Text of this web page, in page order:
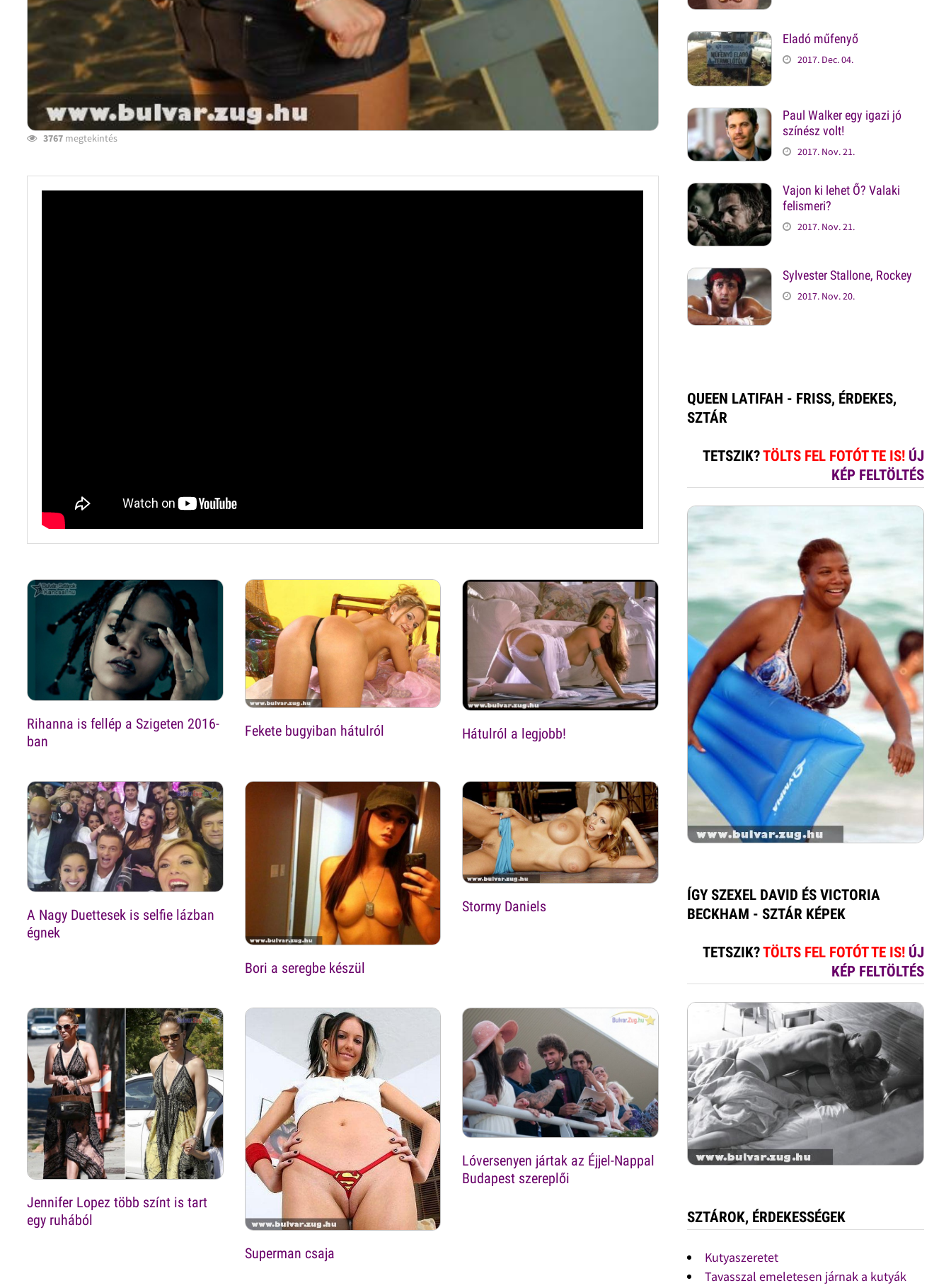
3767 megtekintés
Rihanna is fellép a Szigeten 2016-
ban
Fekete bugyiban hátulról Hátulról a legjobb!
A Nagy Duettesek is selfie lázban
égnek
Bori a seregbe készül
Stormy Daniels
Jennifer Lopez több színt is tart
egy ruhából
Superman csaja
Lóversenyen jártak az Éjjel-Nappal
Budapest szereplői
Eladó műfenyő
2017. Dec. 04.
Paul Walker egy igazi jó
színész volt!
2017. Nov. 21.
Vajon ki lehet Ő? Valaki
felismeri?
2017. Nov. 21.
Sylvester Stallone, Rockey
2017. Nov. 20.
QUEEN LATIFAH - FRISS, ÉRDEKES,
SZTÁR
TETSZIK?TÖLTS FEL FOTÓT TE IS! ÚJ
KÉP FELTÖLTÉS
ÍGY SZEXEL DAVID ÉS VICTORIA
BECKHAM - SZTÁR KÉPEK
TETSZIK?TÖLTS FEL FOTÓT TE IS! ÚJ
KÉP FELTÖLTÉS
SZTÁROK, ÉRDEKESSÉGEK
Kutyaszeretet
Tavasszal emeletesen járnak a kutyák